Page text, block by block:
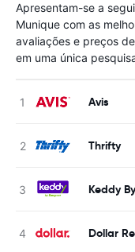
Apresentam-se a
Munique com as
avaliações e preços
em uma única
Avis
Thrifty
Keddy
Dollar